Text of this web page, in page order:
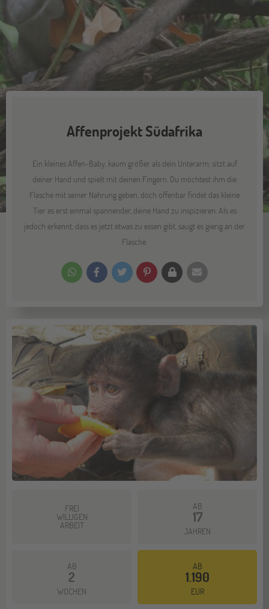
Affenprojekt Südafrika
Ein kleines Affen-Baby, kaum größer als dein Unterarm, sitzt auf
deiner Hand und spielt mit deinen Fingern. Du möchtest ihm die
Flasche mit seiner Nahrung geben, doch offenbar findet das kleine
Tier es erst einmal spannender, deine Hand zu inspizieren. Als es
jedoch erkennt, dass es jetzt etwas zu essen gibt, saugt es gierig an der
Flasche.
FREI
WILLIGEN
ARBEIT
AB
17
JAHREN
AB
2
WOCHEN
AB
1.190
EUR